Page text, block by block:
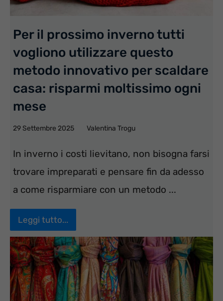
Per il prossimo inverno tutti
vogliono utilizzare questo
metodo innovativo per scaldare
casa: risparmi moltissimo ogni
mese
29 Settembre 2025 Valentina Trogu
In inverno i costi lievitano, non bisogna farsi
trovare impreparati e pensare fin da adesso
a come risparmiare con un metodo ...
Leggi tutto...